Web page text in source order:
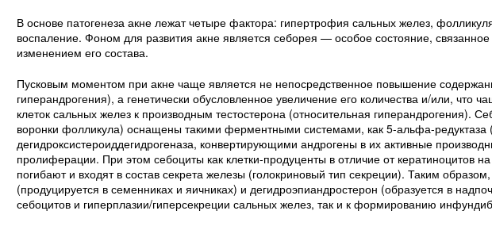
В основе патогенеза акне лежат четыре фактора: гипертрофия сальных желез,
воспаление. Фоном для развития акне является себорея — особое состояние,
изменением его состава.
Пусковым моментом при акне чаще является не непосредственное повышение
гиперандрогения), а генетически обусловленное увеличение его количества и/или, что
клеток сальных желез к производным тестостерона (относительная гиперандрогения).
воронки фолликула) оснащены такими ферментными системами, как 5-альфа-редуктаза
дегидроксистероиддегидрогеназа, конвертирующими андрогены в их активные
пролиферации. При этом себоциты как клетки-продуценты в отличие от кератиноцитов
погибают и входят в состав секрета железы (голокриновый тип секреции). Таким
(продуцируется в семенниках и яичниках) и дегидроэпиандростерон (образуется в
себоцитов и гиперплазии/гиперсекреции сальных желез, так и к формированию